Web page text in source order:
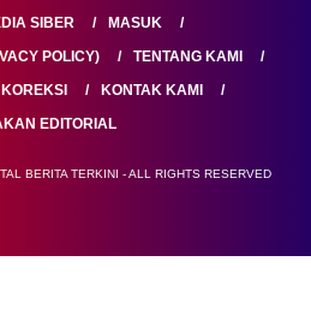
SIBER
MASUK
POLICY)
TENTANG KAMI
KONTAK KAMI
EDITORIAL
BERITA TERKINI - ALL RIGHTS RESERVED